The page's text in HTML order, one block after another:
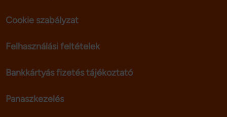
Cookie szabályzat
Felhasználási feltételek
Bankkártyás fizetés tájékoztató
Panaszkezelés